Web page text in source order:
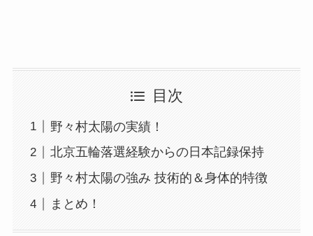
目次
野々村太陽の実績！
北京五輪落選経験からの日本記録保持
野々村太陽の強み 技術的＆身体的特徴
まとめ！